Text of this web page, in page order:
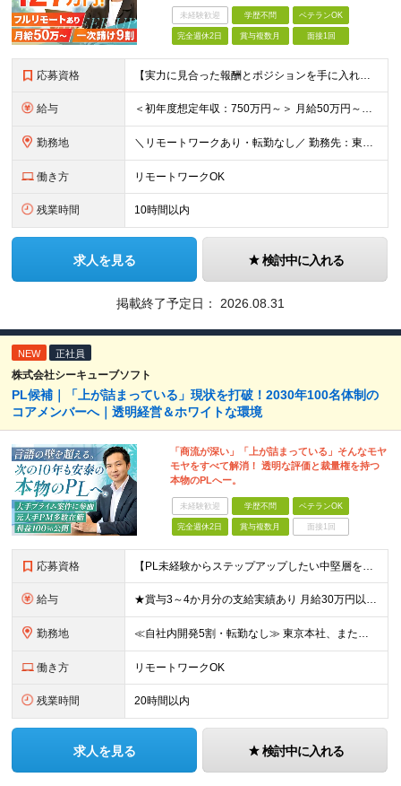
未経験歓迎 学歴不問 ベテランOK
完全週休2日 賞与複数月 面接1回
応募資格 【実力に見合った報酬とポジションを手に入れたい方】 ●システム開発の実務経験（目安：8年以上） ●プロジェクトリーダーやチームマネジメントの経験（目安：2年以上） ※学歴不問 ★こんな方にピッタリで
給与 ＜初年度想定年収：750万円～＞ 月給50万円～＋諸手当＋決算賞与＋寸志の計2回 ※経験・スキルを考慮し決定します。 ※固定残業代（30時間分／9.5万円～）を含みます。超過分は別途支給します。 ※試
勤務地 ＼リモートワークあり・転勤なし／ 勤務先：東京都23区、神奈川県、千葉県、埼玉県の各プロジェクト先 ※リモートワーク可能ですが案件により変更の場合がございます。 ■本社 東京都豊島区南池袋1-16-
働き方 リモートワークOK
残業時間 10時間以内
求人を見る 検討中に入れる
掲載終了予定日： 2026.08.31
NEW 正社員
株式会社シーキューブソフト
PL候補｜「上が詰まっている」現状を打破！2030年100名体制の
コアメンバーへ｜透明経営＆ホワイトな環境
「商流が深い」「上が詰まっている」そんなモヤ
モヤをすべて解消！ 透明な評価と裁量権を持つ
本物のPLへー。
未経験歓迎 学歴不問 ベテランOK
完全週休2日 賞与複数月 面接1回
応募資格 【PL未経験からステップアップしたい中堅層を歓迎！】 ■システムエンジニア、またはプログラマーとしての実務経験（5年以上） ■開発言語（Java、PHP、C#、C、C++等）は一切不問 ■学歴不問
給与 ★賞与3～4か月分の支給実績あり 月給30万円以上＋賞与年2回＋各種手当 ※経験・スキルを考慮して決定いたします ※上記には固定残業代（20時間分・3万5000円～）を含み、超過分は別途支給 ※試
勤務地 ≪自社内開発5割・転勤なし≫ 東京本社、または東京都23区内、 神奈川県のクライアント先での勤務となります。 ┃東京本社：東京都中央区日本橋茅場町1-3-9 茅場町MYビル6階 (変更の範囲)上記
働き方 リモートワークOK
残業時間 20時間以内
求人を見る 検討中に入れる